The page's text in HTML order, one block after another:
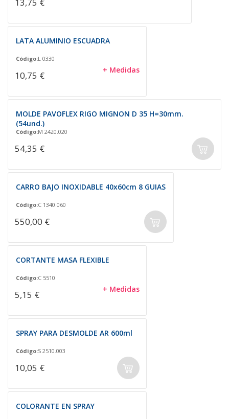
LATA ALUMINIO ESCUADRA
Código:L 0330
10,75 € + Medidas
MOLDE PAVOFLEX RIGO MIGNON D 35 H=30mm.
(54und.)
Código:M 2420.020
54,35 €
CARRO BAJO INOXIDABLE 40x60cm 8 GUIAS
Código:C 1340.060
550,00 €
CORTANTE MASA FLEXIBLE
Código:C 5510
5,15 € + Medidas
SPRAY PARA DESMOLDE AR 600ml
Código:S 2510.003
10,05 €
COLORANTE EN SPRAY